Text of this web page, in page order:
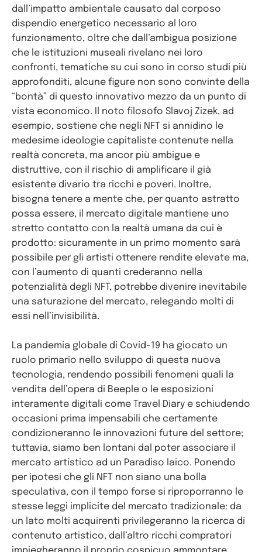
dall’impatto ambientale causato dal corposo
dispendio energetico necessario al loro
funzionamento, oltre che dall’ambigua posizione
che le istituzioni museali rivelano nei loro
confronti, tematiche su cui sono in corso studi più
approfonditi, alcune figure non sono convinte della
“bontà” di questo innovativo mezzo da un punto di
vista economico. Il noto filosofo Slavoj Zizek, ad
esempio, sostiene che negli NFT si annidino le
medesime ideologie capitaliste contenute nella
realtà concreta, ma ancor più ambigue e
distruttive, con il rischio di amplificare il già
esistente divario tra ricchi e poveri. Inoltre,
bisogna tenere a mente che, per quanto astratto
possa essere, il mercato digitale mantiene uno
stretto contatto con la realtà umana da cui è
prodotto: sicuramente in un primo momento sarà
possibile per gli artisti ottenere rendite elevate ma,
con l’aumento di quanti crederanno nella
potenzialità degli NFT, potrebbe divenire inevitabile
una saturazione del mercato, relegando molti di
essi nell’invisibilità.
La pandemia globale di Covid-19 ha giocato un
ruolo primario nello sviluppo di questa nuova
tecnologia, rendendo possibili fenomeni quali la
vendita dell’opera di Beeple o le esposizioni
interamente digitali come Travel Diary e schiudendo
occasioni prima impensabili che certamente
condizioneranno le innovazioni future del settore;
tuttavia, siamo ben lontani dal poter associare il
mercato artistico ad un Paradiso laico. Ponendo
per ipotesi che gli NFT non siano una bolla
speculativa, con il tempo forse si riproporranno le
stesse leggi implicite del mercato tradizionale: da
un lato molti acquirenti privilegeranno la ricerca di
contenuto artistico, dall’altro ricchi compratori